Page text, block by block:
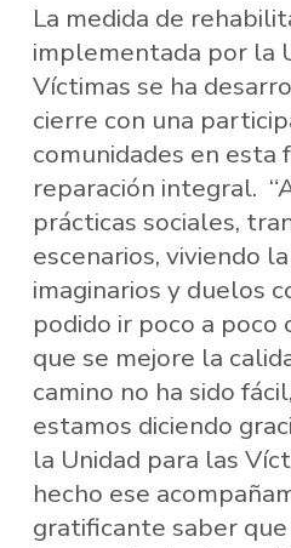
La medida de
implementada por la
Víctimas se ha
cierre con una
comunidades en esta
reparación integral.
prácticas sociales,
escenarios, viviendo
imaginarios y duelos
podido ir poco a poco
que se mejore la
camino no ha sido
estamos diciendo
la Unidad para las
hecho ese
gratificante saber